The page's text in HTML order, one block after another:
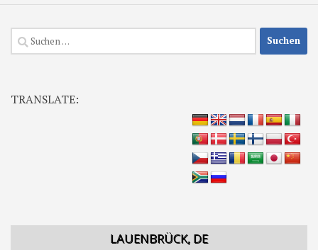
Suchen
nach:
TRANSLATE:
LAUENBRÜCK, DE